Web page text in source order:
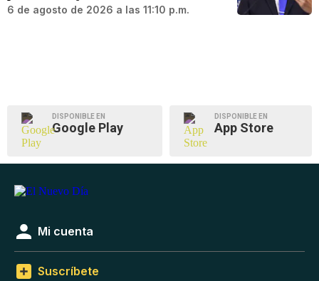
6 de agosto de 2026 a las 11:10 p.m.
DISPONIBLE EN
Google Play
DISPONIBLE EN
App Store
Mi cuenta
Suscríbete